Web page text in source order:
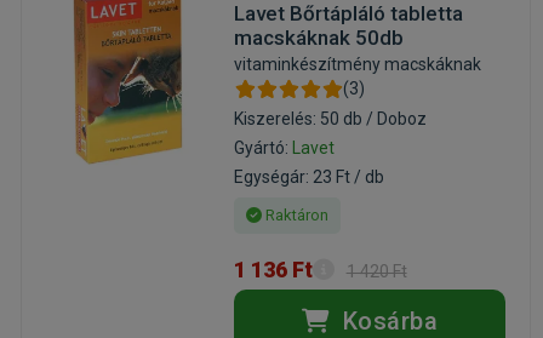
Lavet Bőrtápláló tabletta
macskáknak 50db
vitaminkészítmény macskáknak
(3)
Kiszerelés: 50 db / Doboz
Gyártó: Lavet
Egységár: 23 Ft / db
Raktáron
1 136 Ft 1 420 Ft
Kosárba